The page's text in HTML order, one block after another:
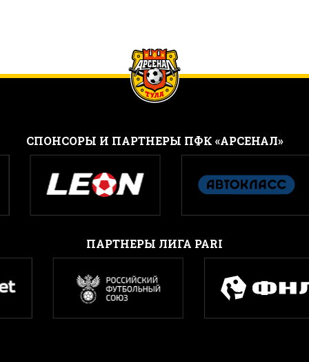
CПОНСОРЫ И ПАРТНЕРЫ ПФК «АРСЕНАЛ»
ПАРТНЕРЫ ЛИГА PARI